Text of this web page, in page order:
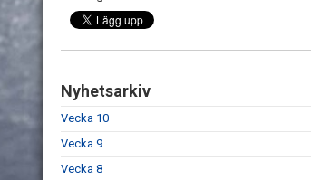
Nyhetsarkiv
Vecka 10
Vecka 9
Vecka 8